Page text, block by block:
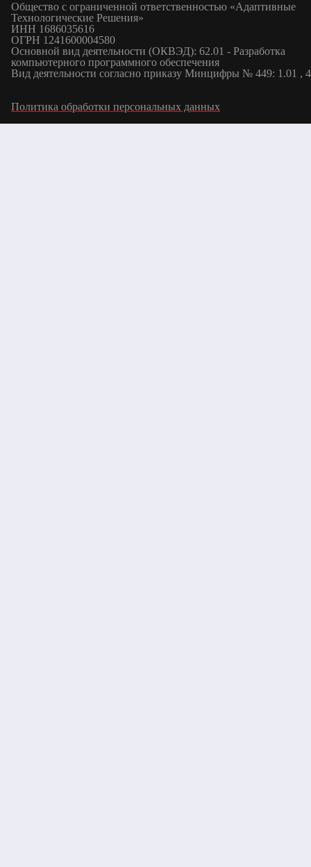
Общество с ограниченной ответственностью «Адаптивные
Технологические Решения»
ИНН 1686035616
ОГРН 1241600004580
Основной вид деятельности (ОКВЭД): 62.01 - Разработка
компьютерного программного обеспечения
Вид деятельности согласно приказу Минцифры № 449: 1.01 ,
Политика обработки персональных данных